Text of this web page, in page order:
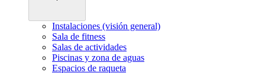
Instalaciones (visión general)
Sala de fitness
Salas de actividades
Piscinas y zona de aguas
Espacios de raqueta